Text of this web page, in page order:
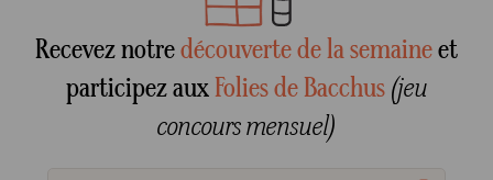
Recevez notredécouverte de la semaineet
participez auxFolies de Bacchus (jeu
concours mensuel)